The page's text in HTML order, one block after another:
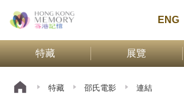
ENG
特藏 展覽
特藏 邵氏電影 連結